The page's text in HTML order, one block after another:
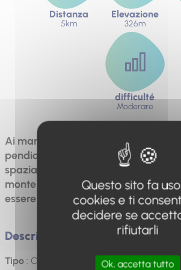
Distanza
5km
Elevazione
326m
difficulté
Moderare
Ai margini del villaggio, il sentiero
pendio, salendo verso l'altopiano. A
spazia verso Ongles, Saint-
monte Lure. Paesaggi, geologia e
essere scoperti durante questa
Descrizione
Tipo: Ciclo contrassegnato
Questo sito fa
cookies e ti
decidere se
rifiutarli
Ok, accetta tutto